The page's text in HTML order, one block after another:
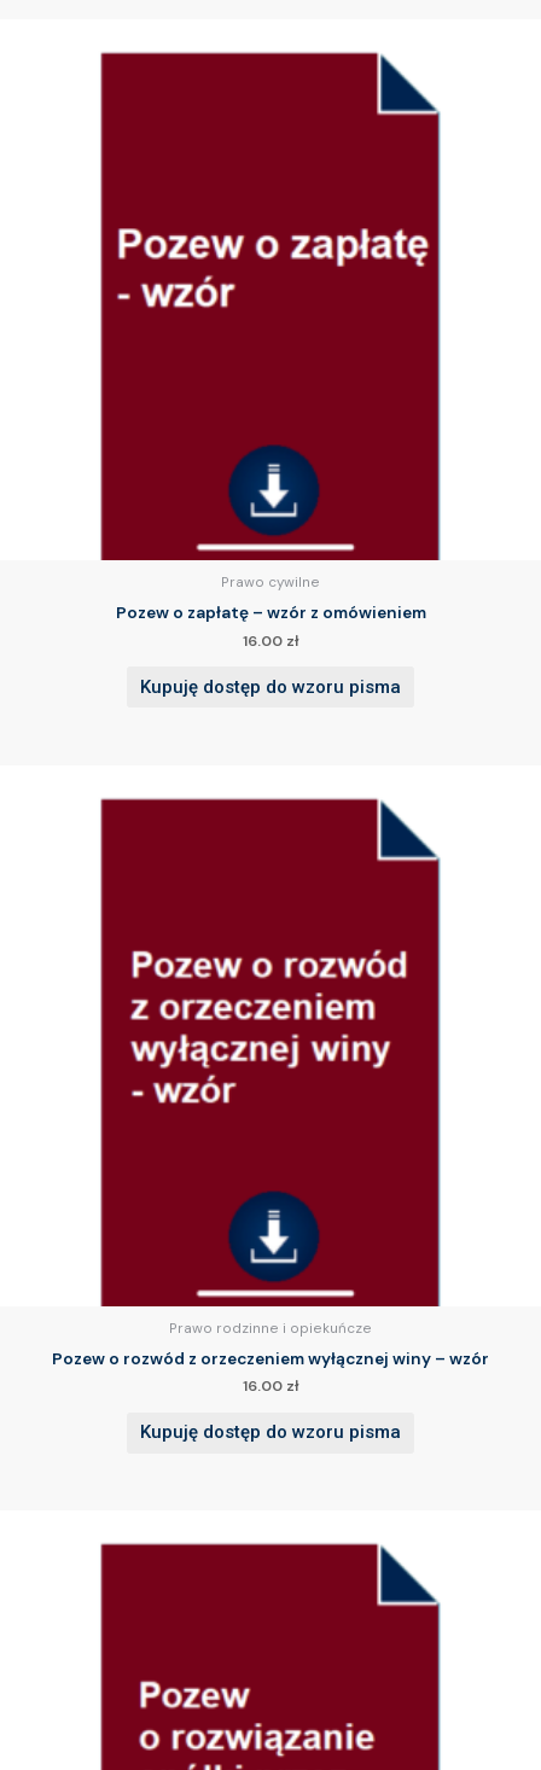
Prawo cywilne
Pozew o zapłatę – wzór z omówieniem
16.00 zł
Kupuję dostęp do wzoru pisma
Prawo rodzinne i opiekuńcze
Pozew o rozwód z orzeczeniem wyłącznej winy – wzór
16.00 zł
Kupuję dostęp do wzoru pisma